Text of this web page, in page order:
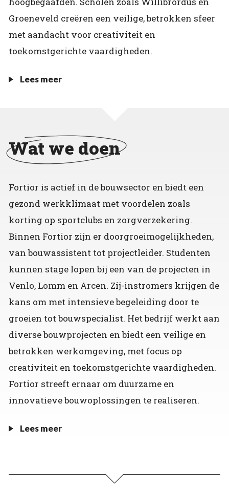
Groeneveld creëren een veilige, betrokken sfeer
met aandacht voor creativiteit en
toekomstgerichte vaardigheden.
Lees meer
Wat we doen
Fortior is actief in de bouwsector en biedt een
gezond werkklimaat met voordelen zoals
korting op sportclubs en zorgverzekering.
Binnen Fortior zijn er doorgroeimogelijkheden,
van bouwassistent tot projectleider. Studenten
kunnen stage lopen bij een van de projecten in
Venlo, Lomm en Arcen. Zij-instromers krijgen de
kans om met intensieve begeleiding door te
groeien tot bouwspecialist. Het bedrijf werkt aan
diverse bouwprojecten en biedt een veilige en
betrokken werkomgeving, met focus op
creativiteit en toekomstgerichte vaardigheden.
Fortior streeft ernaar om duurzame en
innovatieve bouwoplossingen te realiseren.
Lees meer